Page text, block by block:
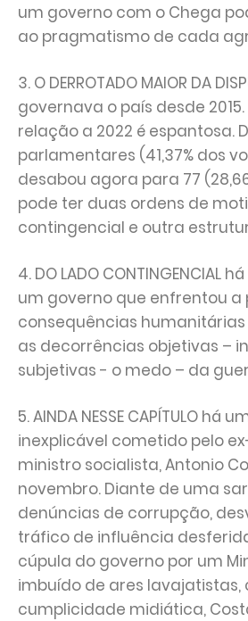
um governo com o Chega
ao pragmatismo de cada
3. O DERROTADO MAIOR DA
governava o país desde
relação a 2022 é espantosa.
parlamentares (41,37% dos
desabou agora para 77
pode ter duas ordens de
contingencial e outra
4. DO LADO CONTINGENCIAL
um governo que enfrentou a
consequências
as decorrências objetivas –
subjetivas - o medo – da
5. AINDA NESSE CAPÍTULO há
inexplicável cometido pelo
ministro socialista, Antonio
novembro. Diante de uma
denúncias de corrupção,
tráfico de influência
cúpula do governo por um
imbuído de ares
cumplicidade midiática,